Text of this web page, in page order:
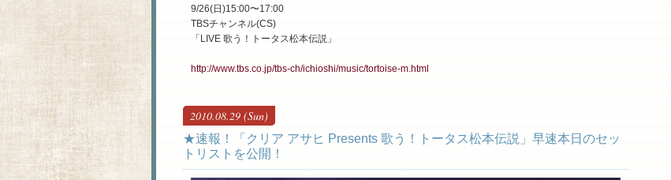
9/26(日)15:00〜17:00
TBSチャンネル(CS)
「LIVE 歌う！トータス松本伝説」
http://www.tbs.co.jp/tbs-ch/ichioshi/music/tortoise-m.html
2010.08.29 (Sun)
★速報！「クリア アサヒ Presents 歌う！トータス松本伝説」早速本日のセッ
トリストを公開！